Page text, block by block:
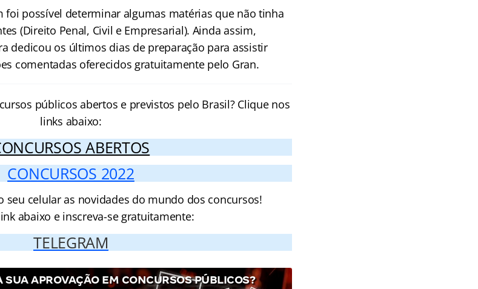
foi possível determinar algumas matérias que não tinha
(Direito Penal, Civil e Empresarial). Ainda assim,
dedicou os últimos dias de preparação para assistir
comentadas oferecidos gratuitamente pelo Gran.
públicos abertos e previstos pelo Brasil? Clique nos
links abaixo:
ABERTOS
CONCURSOS 2022
seu celular as novidades do mundo dos concursos!
abaixo e inscreva-se gratuitamente:
TELEGRAM
SUA APROVAÇÃO EM CONCURSOS PÚBLICOS?